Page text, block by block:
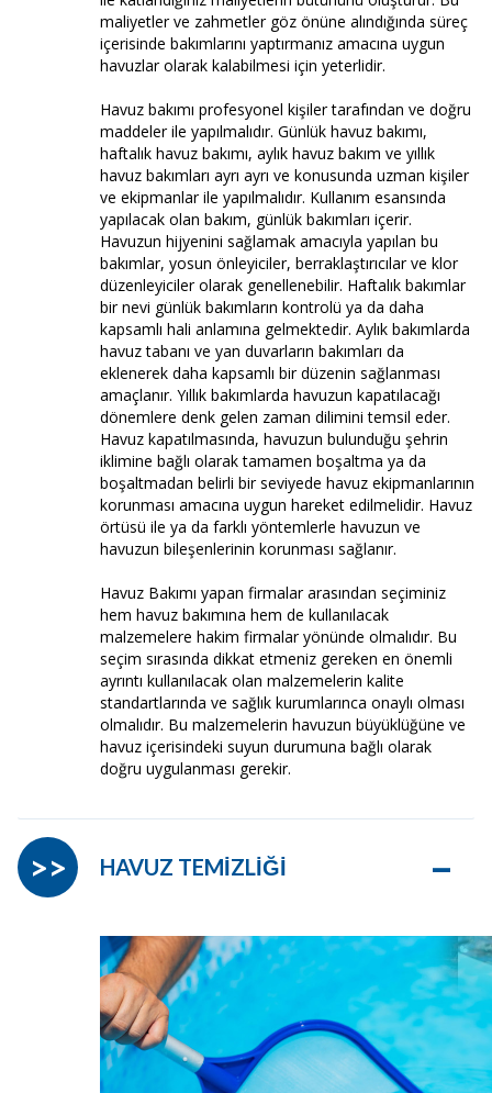
maliyetler ve zahmetler göz önüne alındığında süreç
içerisinde bakımlarını yaptırmanız amacına uygun
havuzlar olarak kalabilmesi için yeterlidir.
Havuz bakımı profesyonel kişiler tarafından ve doğru
maddeler ile yapılmalıdır. Günlük havuz bakımı,
haftalık havuz bakımı, aylık havuz bakım ve yıllık
havuz bakımları ayrı ayrı ve konusunda uzman kişiler
ve ekipmanlar ile yapılmalıdır. Kullanım esansında
yapılacak olan bakım, günlük bakımları içerir.
Havuzun hijyenini sağlamak amacıyla yapılan bu
bakımlar, yosun önleyiciler, berraklaştırıcılar ve klor
düzenleyiciler olarak genellenebilir. Haftalık bakımlar
bir nevi günlük bakımların kontrolü ya da daha
kapsamlı hali anlamına gelmektedir. Aylık bakımlarda
havuz tabanı ve yan duvarların bakımları da
eklenerek daha kapsamlı bir düzenin sağlanması
amaçlanır. Yıllık bakımlarda havuzun kapatılacağı
dönemlere denk gelen zaman dilimini temsil eder.
Havuz kapatılmasında, havuzun bulunduğu şehrin
iklimine bağlı olarak tamamen boşaltma ya da
boşaltmadan belirli bir seviyede havuz ekipmanlarının
korunması amacına uygun hareket edilmelidir. Havuz
örtüsü ile ya da farklı yöntemlerle havuzun ve
havuzun bileşenlerinin korunması sağlanır.
Havuz Bakımı yapan firmalar arasından seçiminiz
hem havuz bakımına hem de kullanılacak
malzemelere hakim firmalar yönünde olmalıdır. Bu
seçim sırasında dikkat etmeniz gereken en önemli
ayrıntı kullanılacak olan malzemelerin kalite
standartlarında ve sağlık kurumlarınca onaylı olması
olmalıdır. Bu malzemelerin havuzun büyüklüğüne ve
havuz içerisindeki suyun durumuna bağlı olarak
doğru uygulanması gerekir.
HAVUZ TEMİZLİĞİ –
>>